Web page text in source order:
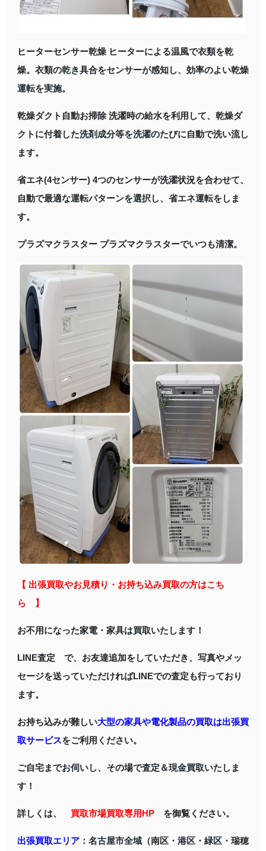
ヒーターセンサー乾燥 ヒーターによる温風で衣類を乾
燥。衣類の乾き具合をセンサーが感知し、効率のよい乾燥
運転を実施。
乾燥ダクト自動お掃除 洗濯時の給水を利用して、乾燥ダ
クトに付着した洗剤成分等を洗濯のたびに自動で洗い流し
ます。
省エネ(4センサー) 4つのセンサーが洗濯状況を合わせて、
自動で最適な運転パターンを選択し、省エネ運転をしま
す。
プラズマクラスター プラズマクラスターでいつも清潔。
【 出張買取やお見積り・お持ち込み買取の方はこち
ら 】
お不用になった家電・家具は買取いたします！
LINE査定 で、お友達追加をしていただき、写真やメッ
セージを送っていただければLINEでの査定も行っており
ます。
お持ち込みが難しい大型の家具や電化製品の買取は出張買
取サービスをご利用ください。
ご自宅までお伺いし、その場で査定＆現金買取いたしま
す！
詳しくは、 買取市場買取専用HP を御覧ください。
出張買取エリア：名古屋市全域（南区・港区・緑区・瑞穂